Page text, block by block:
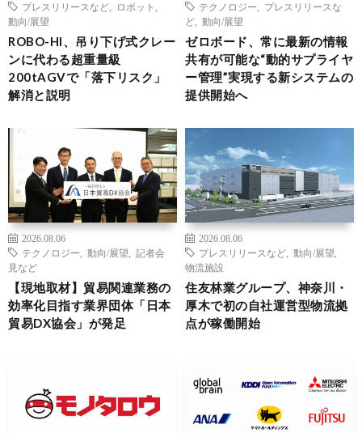
プレスリリースなど
ロボット
動向/展望
ROBO-HI、吊り下げ式クレー
ンに代わる超重量級
200tAGVで「落下リスク」
解消と説明
テクノロジー
プレスリリースな
ど
動向/展望
ゼロボード、常に最新の情報
共有が可能な“動的サプライヤ
ー管理”実現する新システムの
提供開始へ
2026.08.06
テクノロジー
動向/展望
記者会
見など
【現地取材】貿易関連業務の
効率化目指す業界団体「日本
貿易DX協会」が発足
2026.08.06
プレスリリースなど
動向/展望
物流施設
住友林業グループ、神奈川・
厚木で初の自社運営型物流拠
点が稼働開始